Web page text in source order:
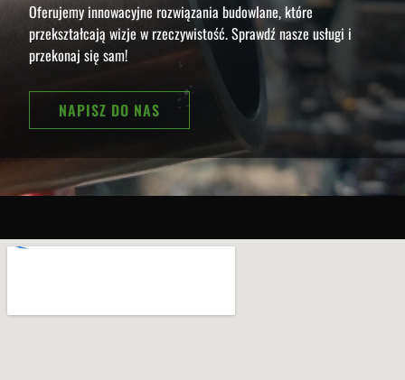
Oferujemy innowacyjne rozwiązania budowlane, które
przekształcają wizje w rzeczywistość. Sprawdź nasze usługi i
przekonaj się sam!
NAPISZ DO NAS